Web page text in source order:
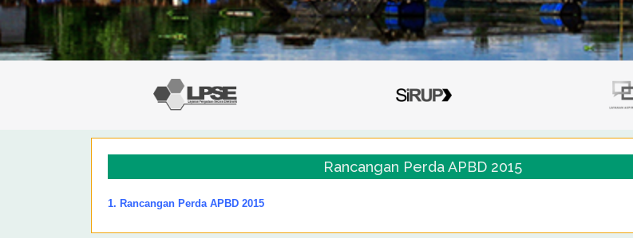
Rancangan Perda APBD 2015
1. Rancangan Perda APBD 2015